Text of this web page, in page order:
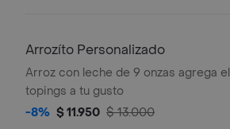
Arrozíto Personalizado
Arroz con leche de 9 onzas agrega el
topings a tu gusto
-8% $ 11.950 $ 13.000